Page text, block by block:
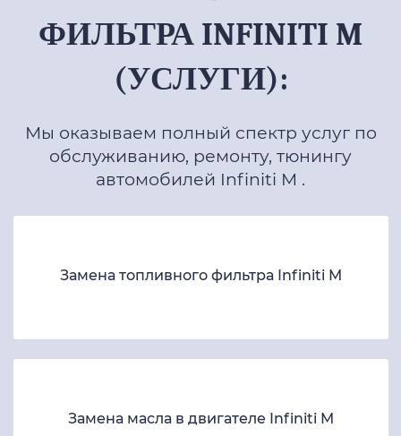
ФИЛЬТРА INFINITI M
(УСЛУГИ):
Мы оказываем полный спектр услуг по
обслуживанию, ремонту, тюнингу
автомобилей Infiniti M .
Замена топливного фильтра Infiniti M
Замена масла в двигателе Infiniti M